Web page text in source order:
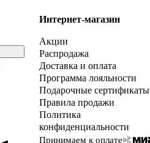
Интернет-магазин
Акции
Распродажа
Доставка и оплата
Программа лояльности
Подарочные сертификаты
Правила продажи
Политика
конфиденциальности
Принимаем к оплате